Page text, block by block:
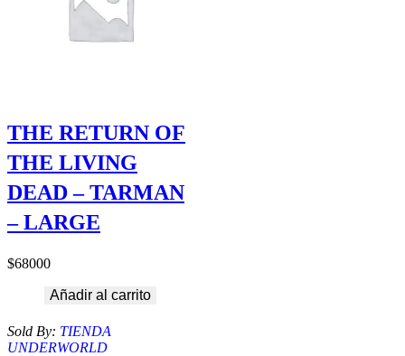
THE RETURN OF
THE LIVING
DEAD – TARMAN
– LARGE
$68000
Añadir al carrito
Sold By: TIENDA
UNDERWORLD